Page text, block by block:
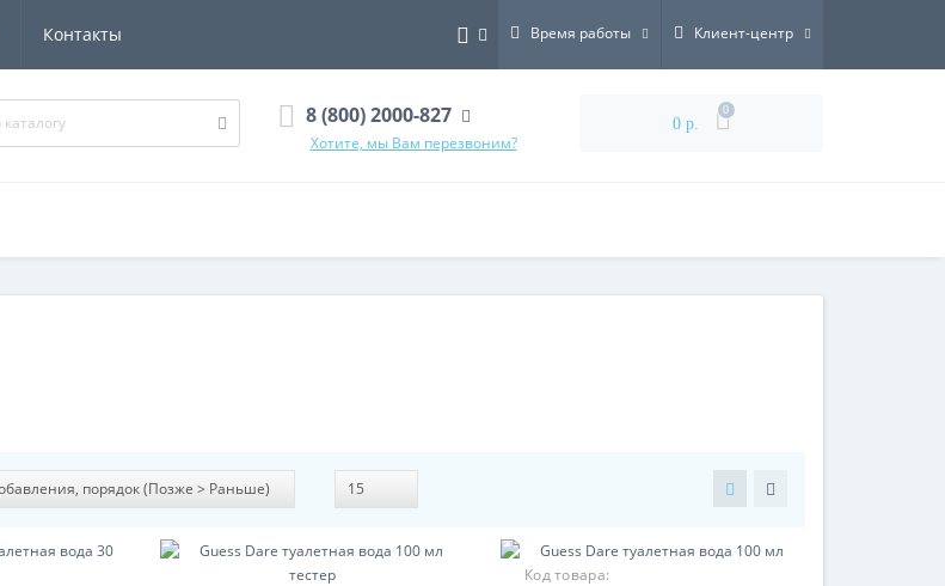
Контакты Время работы Клиент-центр
8 (800) 2000-827
Хотите, мы Вам перезвоним?
0 р.
0
Код товара: